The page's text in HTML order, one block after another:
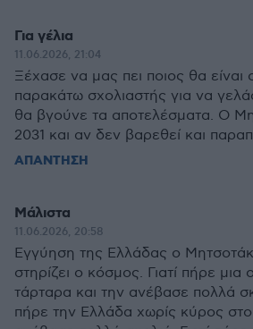
Για γέλια
11.06.2026, 21:04
Ξέχασε να μας πει ποιος θα είναι
παρακάτω σχολιαστής για να
θα βγούνε τα αποτελέσματα. Ο
2031 και αν δεν βαρεθεί και
ΑΠΑΝΤΗΣΗ
Μάλιστα
11.06.2026, 20:58
Εγγύηση της Ελλάδας ο
στηρίζει ο κόσμος. Γιατί πήρε μια
τάρταρα και την ανέβασε πολλά
πήρε την Ελλάδα χωρίς κύρος στο